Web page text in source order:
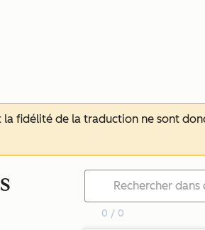
fidélité de la traduction ne sont
0 / 0